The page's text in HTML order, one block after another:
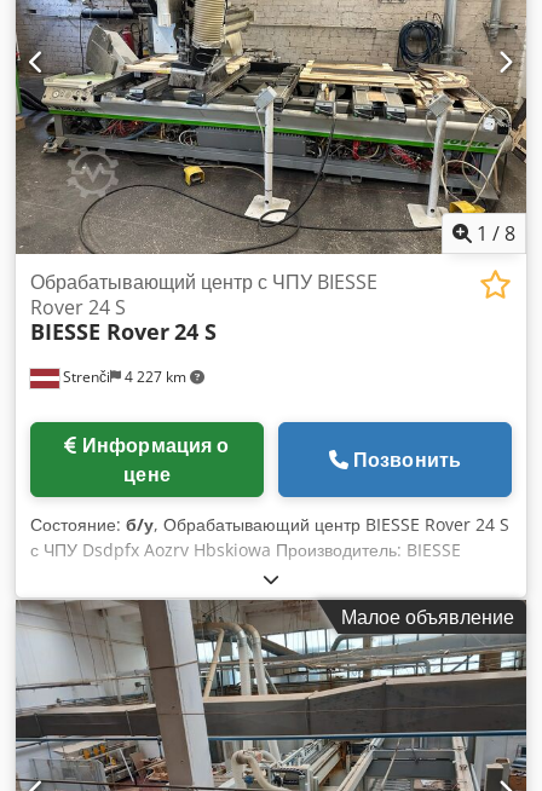
1 /8
Strenči 4 227 km
Обрабатывающий центр с ЧПУ BIESSE
Rover 24 S
BIESSE Rover24 S
цене
Позвонить
Состояние: б/у, Обрабатывающий центр BIESSE Rover 24 S
с ЧПУ Dsdpfx Aozrv Hbskiowa Производитель: BIESSE
Модель: Rover 24 S Год выпуска: 2001 Серийный номер:
16171 Напряжение питания: 230 В Мощность: 20 кВт
Номинальный ток: 59 А Частота: 50 Гц Давление воздуха:
6,5–7,5 бар Необходимый расход воздуха: 30 м/с Вес: 3450
кг Станок требует технического обслуживания.
Малое объявление